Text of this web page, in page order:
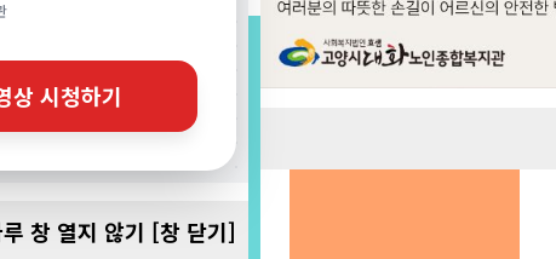
상 시청하기
창 열지 않기 [창 닫기]
찾아오시는 길
대화선배시민복지관
안내해드립니다.
선배시민 온라인